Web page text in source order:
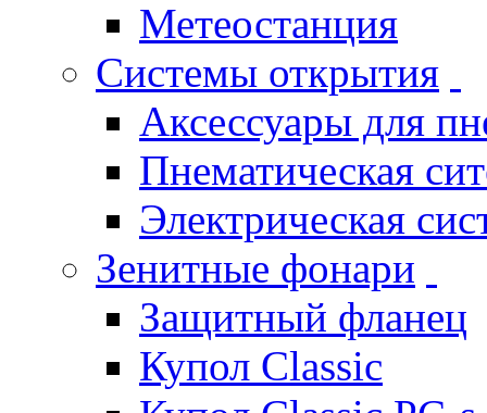
Метеостанция
Системы открытия
Аксессуары для
Пнематическая
Электрическая
Зенитные фонари
Защитный фланец
Купол Classic